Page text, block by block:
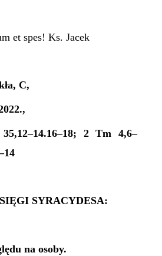
et spes! Ks. Jacek
C,
2 Tm 4,6–
SYRACYDESA:
na osoby.